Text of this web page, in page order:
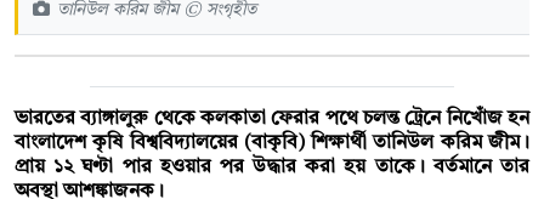
তানিউল করিম জীম © সংগৃহীত
ভারতের ব্যাঙ্গালুরু থেকে কলকাতা ফেরার পথে চলন্ত ট্রেনে নিখোঁজ হন
বাংলাদেশ কৃষি বিশ্ববিদ্যালয়ের (বাকৃবি) শিক্ষার্থী তানিউল করিম জীম।
প্রায় ১২ ঘণ্টা পার হওয়ার পর উদ্ধার করা হয় তাকে। বর্তমানে তার
অবস্থা আশঙ্কাজনক।